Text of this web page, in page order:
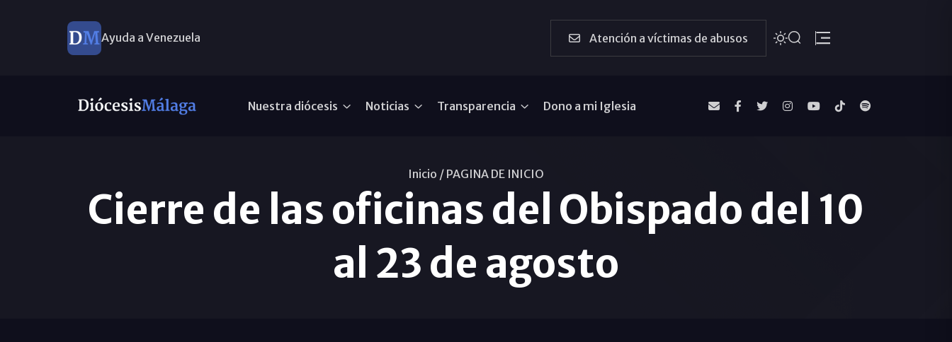
Ayuda a Venezuela Atención a víctimas de abusos
Nuestra diócesis Noticias Transparencia Dono a mi Iglesia
Inicio / PAGINA DE INICIO
Cierre de las oficinas del Obispado del 10
al 23 de agosto